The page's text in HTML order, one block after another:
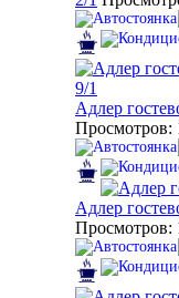
Адлер
Просмотров:
Адлер
Просмотров: